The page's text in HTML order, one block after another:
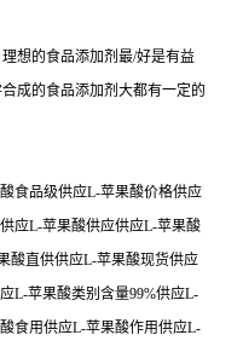
想的食品添加剂最/好是有益
成的食品添加剂大都有一定的
食品级供应L-苹果酸价格供应
应L-苹果酸供应供应L-苹果酸
酸直供供应L-苹果酸现货供应
L-苹果酸类别含量99%供应L-
食用供应L-苹果酸作用供应L-